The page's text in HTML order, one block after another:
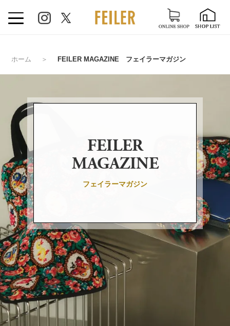
ホーム ＞ FEILER MAGAZINE フェイラーマガジン
FEILER
MAGAZINE
フェイラーマガジン